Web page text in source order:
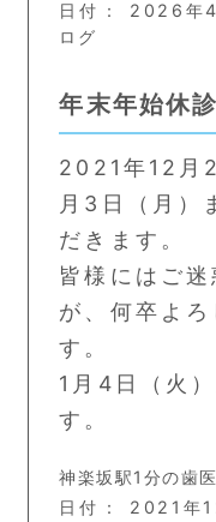
日付： 2026年
ログ
年末年始休
2021年12月
月3日（月）
だきます。
皆様にはご
が、何卒よろ
す。
1月4日（火
す。
神楽坂駅1分の歯
日付： 2021年